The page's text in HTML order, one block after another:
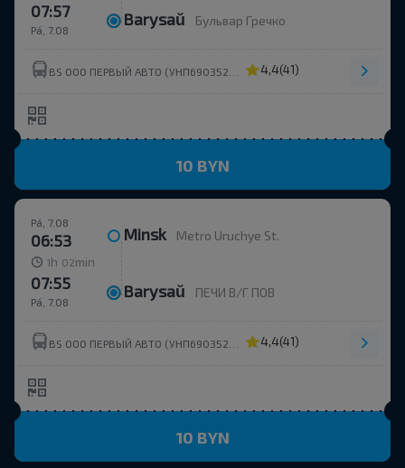
Pá, 7.08
07:57 Barysaŭ Бульвар Гречко
4,4(41)
10 BYN
Pá, 7.08
06:53 Minsk Metro Uruchye St.
1h 02 min
Pá, 7.08
07:55 Barysaŭ ПЕЧИ В/Г ПОВ
4,4(41)
10 BYN